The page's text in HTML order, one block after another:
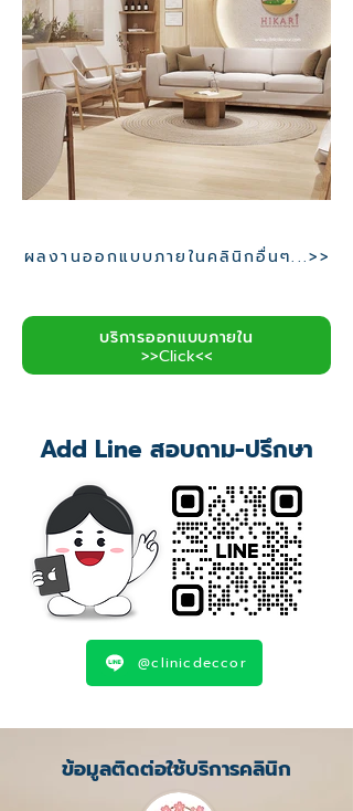
ผลงานออกแบบภายในคลินิกอื่นๆ...>>
บริการออกแบบภายใน
>>Click<<
Add Line สอบถาม-ปรึกษา
@clinicdeccor
ข้อมูลติดต่อใช้บริการคลินิก